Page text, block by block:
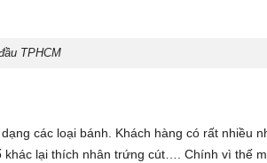
TPHCM
các loại bánh. Khách hàng có rất nhiều
khác lại thích nhân trứng cút…. Chính vì thế